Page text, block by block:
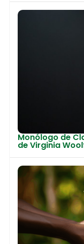
Monólogo de
de Virginia